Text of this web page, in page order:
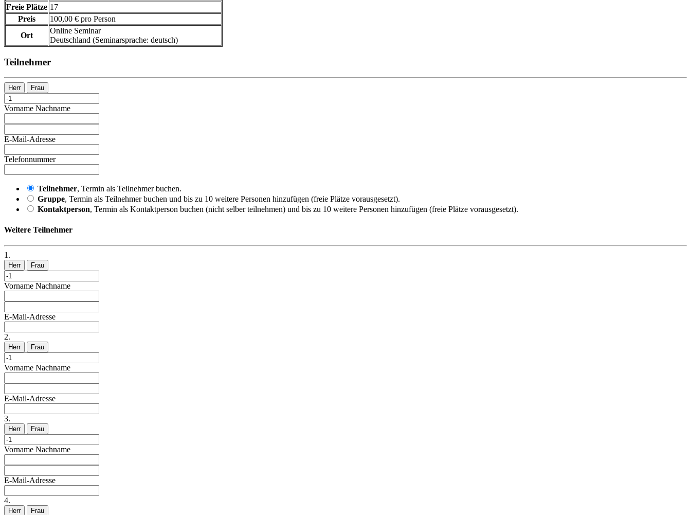
Freie Plätze 17
Preis
100,00 € pro Person
Ort
Online Seminar
Deutschland (Seminarsprache: deutsch)
Teilnehmer
Herr Frau
Vorname Nachname
E-Mail-Adresse
Telefonnummer
Teilnehmer, Termin als Teilnehmer buchen.
Gruppe, Termin als Teilnehmer buchen und bis zu 10 weitere Personen hinzufügen (freie Plätze vorausgesetzt).
Kontaktperson, Termin als Kontaktperson buchen (nicht selber teilnehmen) und bis zu 10 weitere Personen hinzufügen (freie Plätze vorausgesetzt).
Weitere Teilnehmer
1.
Herr Frau
Vorname Nachname
E-Mail-Adresse
2.
Herr Frau
Vorname Nachname
E-Mail-Adresse
3.
Herr Frau
Vorname Nachname
E-Mail-Adresse
4.
Herr Frau